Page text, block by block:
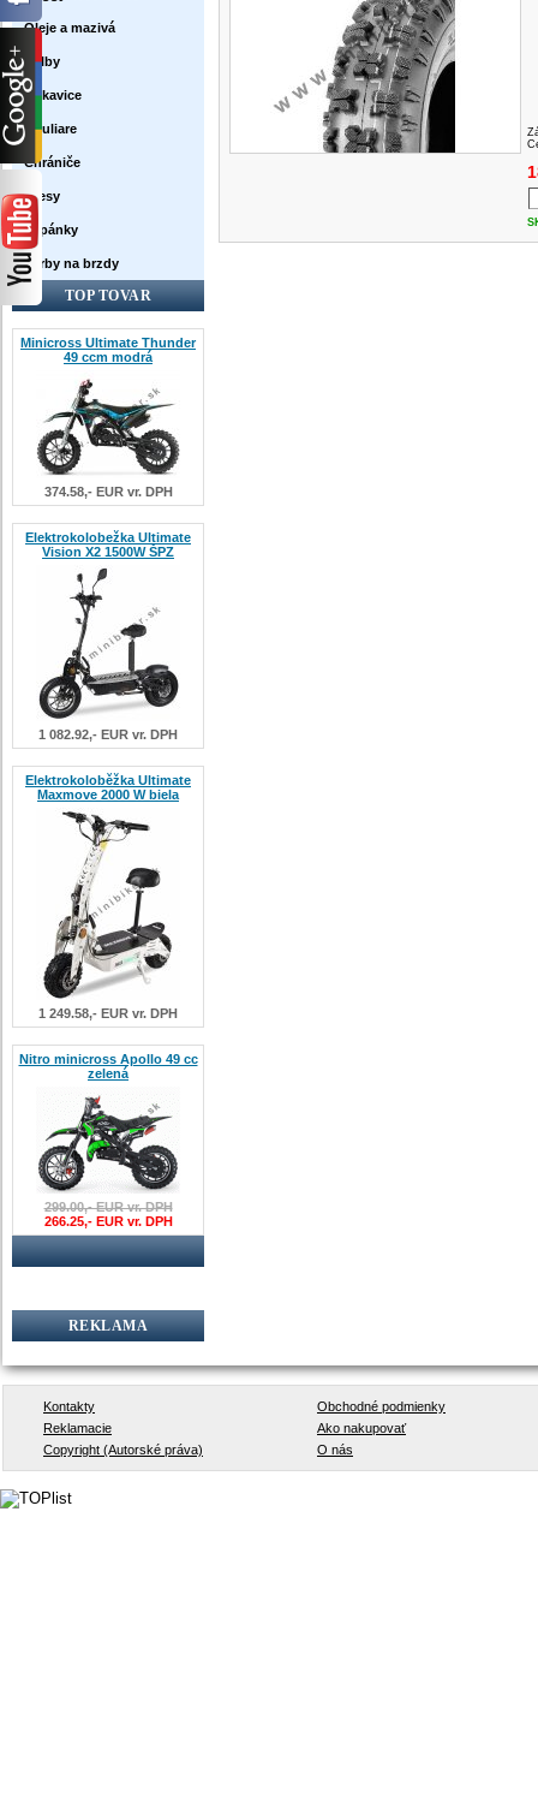
Oleje a mazivá
Prilby
Rukavice
Okuliare
Chrániče
Dresy
Topánky
Farby na brzdy
TOP TOVAR
Minicross Ultimate Thunder
49 ccm modrá
374.58,- EUR vr. DPH
Elektrokolobežka Ultimate
Vision X2 1500W ŠPZ
1 082.92,- EUR vr. DPH
Elektrokoloběžka Ultimate
Maxmove 2000 W biela
1 249.58,- EUR vr. DPH
Nitro minicross Apollo 49 cc
zelená
299.00,- EUR vr. DPH
266.25,- EUR vr. DPH
REKLAMA
Kontakty
Obchodné podmienky
Reklamacie
Ako nakupovať
Copyright (Autorské práva)
O nás